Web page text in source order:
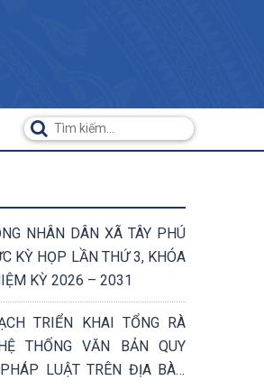
NHÂN DÂN XÃ TÂY PHÚ
KỲ HỌP LẦN THỨ 3, KHÓA
XIII, NHIỆM KỲ 2026 – 2031
TRIỂN KHAI TỔNG RÀ
VĂN BẢN QUY
LUẬT TRÊN ĐỊA BÀN